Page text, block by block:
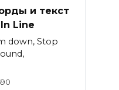
и текст
Line
down, Stop